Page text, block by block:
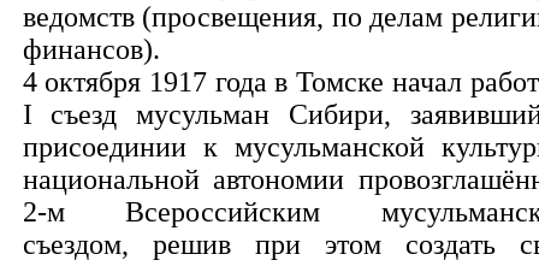
ведомств (просвещения, по делам
финансов).
4 октября 1917 года в Томске начал
I съезд мусульман Сибири,
присоединии к мусульманской
национальной автономии
2-м Всероссийским
съездом, решив при этом создать